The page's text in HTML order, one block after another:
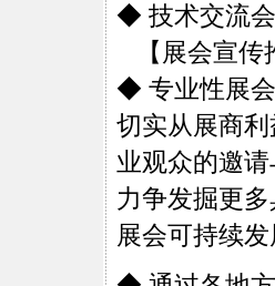
◆ 技术交流
【展会宣传
◆ 专业性展
切实从展商
业观众的邀
力争发掘更
展会可持续